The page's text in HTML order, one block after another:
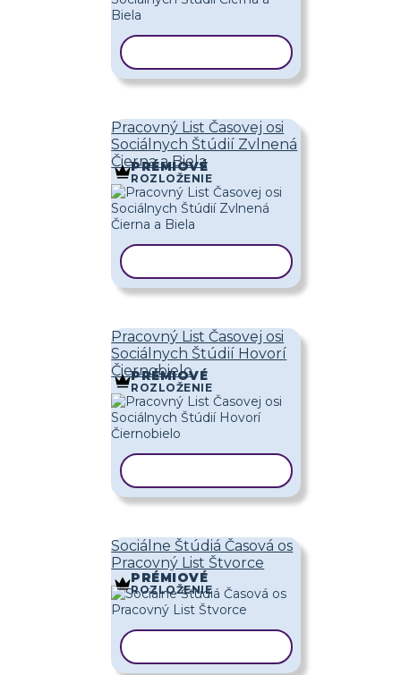
Pracovný List Časovej osi
Sociálnych Štúdií Zvlnená
Čierna a Biela
PRÉMIOVÉ
ROZLOŽENIE
Pracovný List Časovej osi
Sociálnych Štúdií Hovorí
Čiernobielo
PRÉMIOVÉ
ROZLOŽENIE
Sociálne Štúdiá Časová os
Pracovný List Štvorce
PRÉMIOVÉ
ROZLOŽENIE